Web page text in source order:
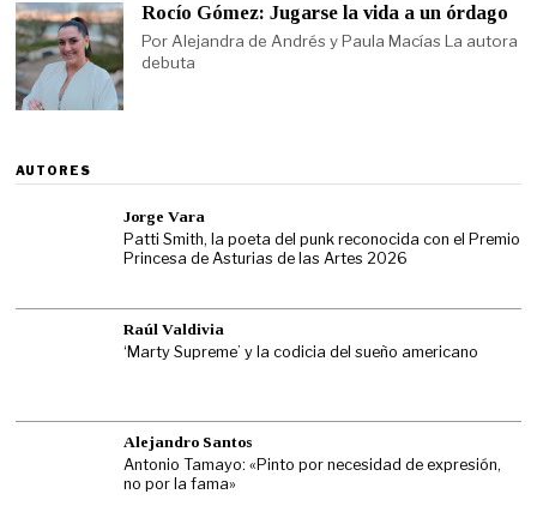
Rocío Gómez: Jugarse la vida a un órdago
Por Alejandra de Andrés y Paula Macías La autora
debuta
AUTORES
Jorge Vara
Patti Smith, la poeta del punk reconocida con el Premio
Princesa de Asturias de las Artes 2026
Raúl Valdivia
‘Marty Supreme’ y la codicia del sueño americano
Alejandro Santos
Antonio Tamayo: «Pinto por necesidad de expresión,
no por la fama»